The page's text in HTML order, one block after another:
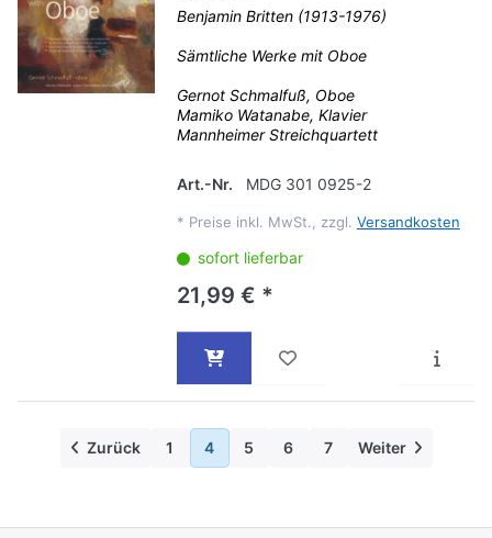
Benjamin Britten (1913-1976)
Sämtliche Werke mit Oboe
Gernot Schmalfuß, Oboe
Mamiko Watanabe, Klavier
Mannheimer Streichquartett
Art.-Nr. MDG 301 0925-2
* Preise inkl. MwSt., zzgl. Versandkosten
sofort lieferbar
21,99 € *
Zurück 1 4 5 6 7 Weiter